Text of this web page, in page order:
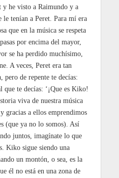
y he visto a Raimundo y a
tenían a Peret. Para mí era
que en la música se respeta
por encima del mayor,
se ha perdido muchísimo,
A veces, Peret era tan
pero de repente te decías:
que te decías: ‘¡Que es Kiko!
viva de nuestra música
gracias a ellos emprendimos
(que ya no lo somos). Así
juntos, imagínate lo que
Kiko sigue siendo una
un montón, o sea, es la
él no está en una zona de